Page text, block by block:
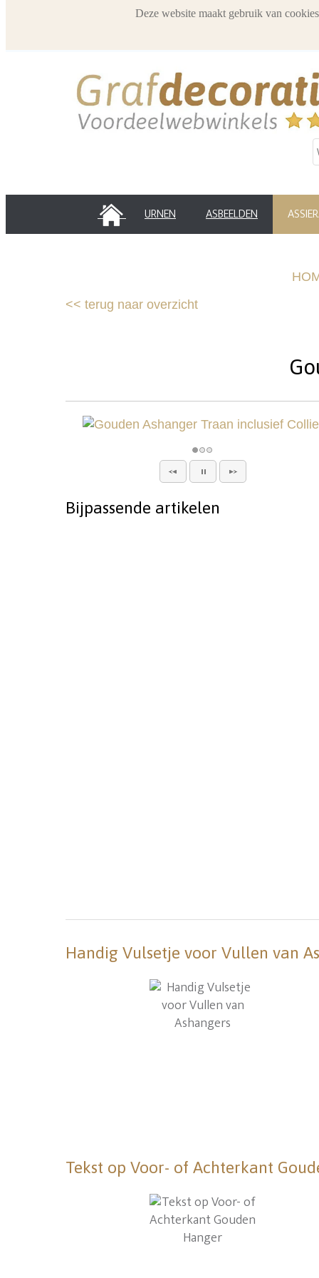
HOME URNEN ASBEELDEN
<< terug naar overzicht
Bijpassende artikelen
Handig Vulsetje voor Vullen van
Tekst op Voor- of Achterkant
Deze website maakt gebruik van